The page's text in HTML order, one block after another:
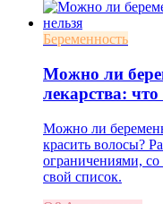
Беременность
Можно ли
лекарства: что
Можно ли
красить волосы?
ограничениями,
свой список.